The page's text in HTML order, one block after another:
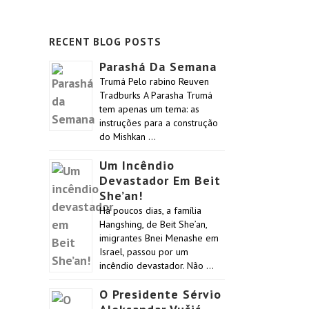
RECENT BLOG POSTS
Parashá Da Semana
Trumá Pelo rabino Reuven
Tradburks A Parasha Trumá
tem apenas um tema: as
instruções para a construção
do Mishkan …
Um Incêndio
Devastador Em Beit
She’an!
Há poucos dias, a família
Hangshing, de Beit She’an,
imigrantes Bnei Menashe em
Israel, passou por um
incêndio devastador. Não …
O Presidente Sérvio